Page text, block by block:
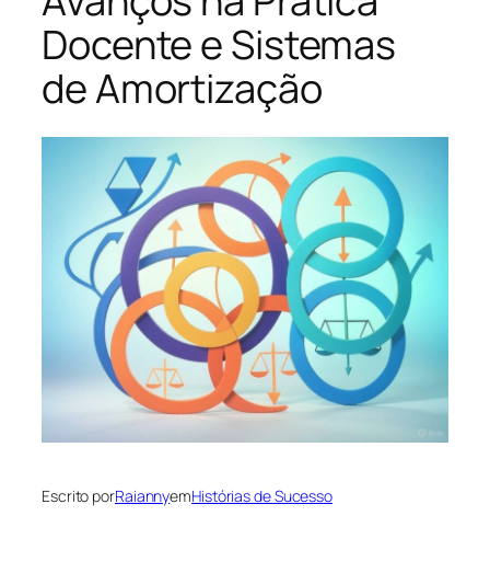
Docente e Sistemas
de Amortização
Escrito porRaiannyemHistórias de Sucesso